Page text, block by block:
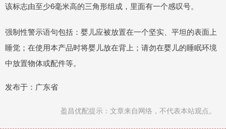
该标志由至少6毫米高的三角形组成，里面有一个感叹号。
强制性警示语句包括：婴儿应被放置在一个坚实、平坦的表面上
睡觉；在使用本产品时将婴儿放在背上；请勿在婴儿的睡眠环境
中放置物体或配件等。
发布于：广东省
盈昌优配提示：文章来自网络，不代表本站观点。